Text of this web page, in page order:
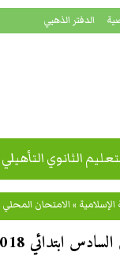
الدفتر الذهبي
الثانوي التأهيلي
الإسلامية »الامتحان المحلي
ابتدائي 2018